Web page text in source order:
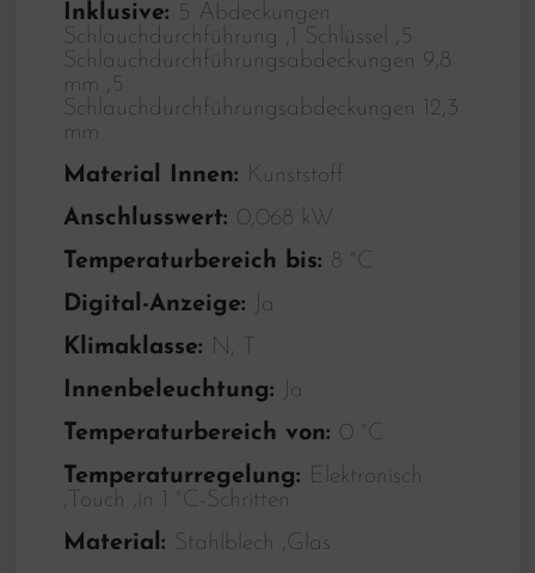
Inklusive: 5 Abdeckungen
Schlauchdurchführung ,1 Schlüssel ,5
Schlauchdurchführungsabdeckungen 9,8
mm ,5
Schlauchdurchführungsabdeckungen 12,3
mm
Material Innen: Kunststoff
Anschlusswert: 0,068 kW
Temperaturbereich bis: 8 °C
Digital-Anzeige:
Ja
Klimaklasse: N, T
Innenbeleuchtung:
Ja
Temperaturbereich von: 0 °C
Temperaturregelung: Elektronisch
,Touch ,in 1 °C-Schritten
Material: Stahlblech ,Glas